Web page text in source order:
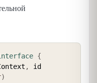
{
,
)